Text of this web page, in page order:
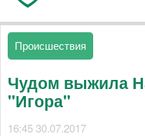
Происшествия
Чудом выжила
"Игора"
16:45 30.07.2017